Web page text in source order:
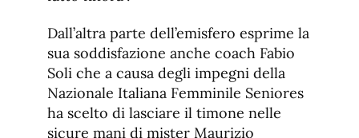
Dall’altra parte dell’emisfero esprime la
sua soddisfazione anche coach Fabio
Soli che a causa degli impegni della
Nazionale Italiana Femminile Seniores
ha scelto di lasciare il timone nelle
sicure mani di mister Maurizio